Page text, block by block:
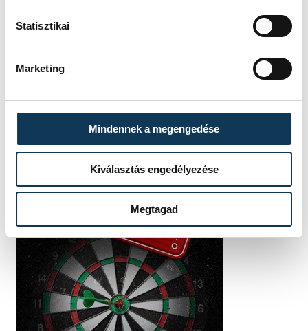
Statisztikai
Marketing
Mindennek a megengedése
Kiválasztás engedélyezése
Megtagad